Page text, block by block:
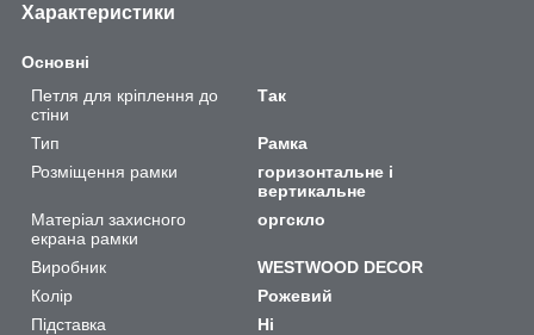
Характеристики
Основні
Петля для кріплення до
стіни
Так
Тип
Рамка
Розміщення рамки
горизонтальне і
вертикальне
Матеріал захисного
екрана рамки
оргскло
Виробник
WESTWOOD DECOR
Колір
Рожевий
Підставка
Ні